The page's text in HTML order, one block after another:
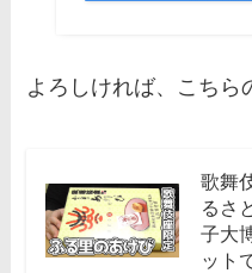
よろしければ、こちら
歌舞
るさ
子大
ット